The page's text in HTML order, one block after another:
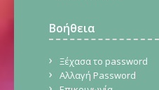
Βοήθεια
Ξέχασα το password
Αλλαγή Password